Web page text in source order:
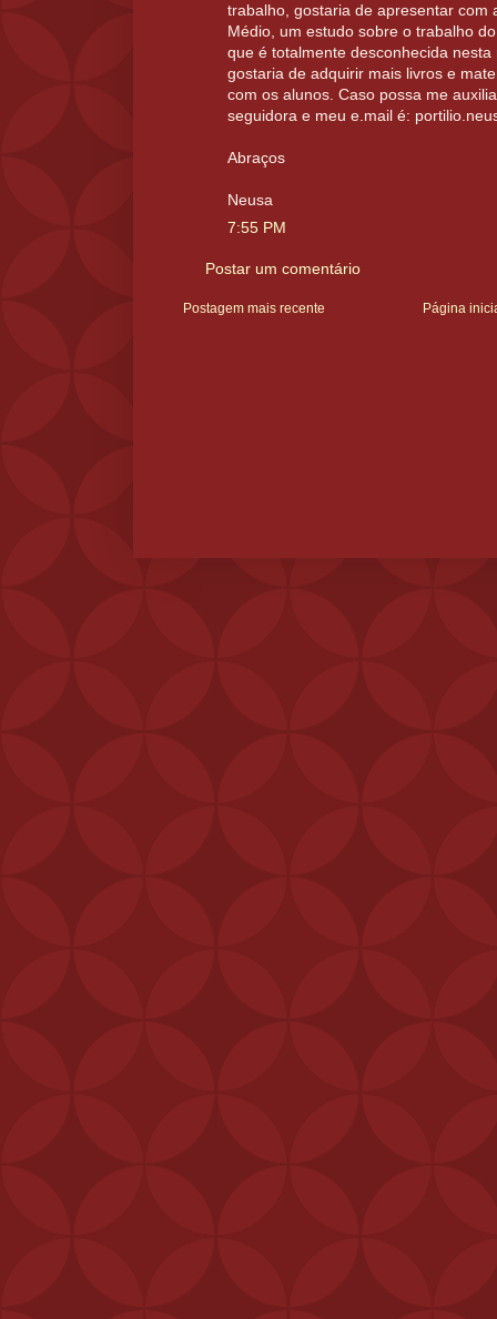
trabalho, gostaria de apresentar com
Médio, um estudo sobre o trabalho
que é totalmente desconhecida
gostaria de adquirir mais livros e
com os alunos. Caso possa me
seguidora e meu e.mail é:
Abraços
Neusa
7:55 PM
Postar um comentário
Postagem mais recente Página